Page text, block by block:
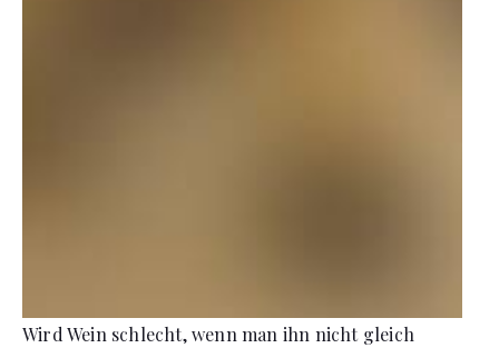
Wird Wein schlecht, wenn man ihn nicht gleich